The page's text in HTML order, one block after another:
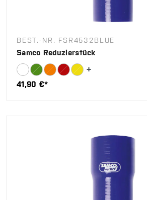
BEST.-NR. FSR4532BLUE
Samco Reduzierstück
41,90 €*